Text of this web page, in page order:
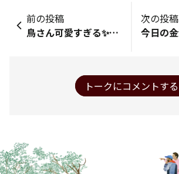
前の投稿
鳥さん可愛すぎる✨✨🦆 道路横断してる…ネズミ？もぐら？なんか分からないけど。 早く渡る様に促してる✨✨感動🥹 https://www.instagram.com/reel/C_Sc_wro0g8/?igsh=MTN5ZmVicjRmbjJnOA==
次の投稿
トークにコメントする